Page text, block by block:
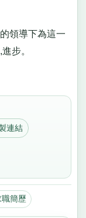
領導下為這一
步。
連結
職簡歷